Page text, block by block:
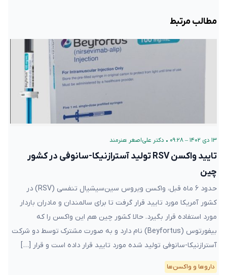
مطالب مرتبط
۱۳ دی ۱۴۰۲ – ۰۹:۲۸ • دکتر علی‌اصغر هنرمند
تایید واکسن RSV تولید آسترازنیکا-سانوفی در کشور
چین
حدود ۶ ماه قبل، واکسن ویروس سین‌سیشیال تنفسی (RSV) در
کشور آمریکا مورد تایید قرار گرفت تا برای سالمندان و مادران باردار
مورد استفاده قرار بگیرد. حالا کشور چین هم این واکسن را که
بیفورتوس (Beyfortus) نام دارد و به صورت مشترک توسط دو شرکت
آسترازنیکا-سانوفی تولید شده مورد تایید قرار داده است و قرار […]
دارو‌ها و واکسن‌ها